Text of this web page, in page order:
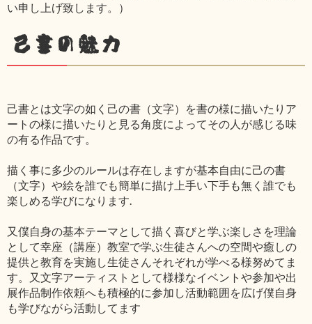
い申し上げ致します。）
己書の魅力
己書とは文字の如く己の書（文字）を書の様に描いたりア
ートの様に描いたりと見る角度によってその人が感じる味
の有る作品です。
描く事に多少のルールは存在しますが基本自由に己の書
（文字）や絵を誰でも簡単に描け上手い下手も無く誰でも
楽しめる学びになります.
又僕自身の基本テーマとして描く喜びと学ぶ楽しさを理論
として幸座（講座）教室で学ぶ生徒さんへの空間や癒しの
提供と教育を実施し生徒さんそれぞれが学べる様努めてま
す。又文字アーティストとして様様なイベントや参加や出
展作品制作依頼へも積極的に参加し活動範囲を広げ僕自身
も学びながら活動してます